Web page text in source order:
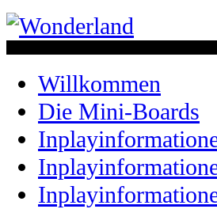
Willkommen
Die Mini-Boards